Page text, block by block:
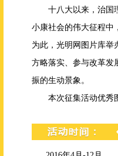
十八大以来，治国
小康社会的伟大征程中
为此，光明网图片库举
方略落实、参与改革发
振的生动景象。
本次征集活动优秀图